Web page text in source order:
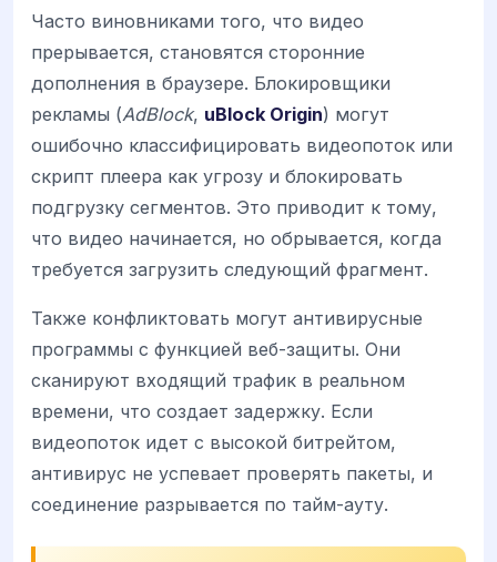
Часто виновниками того, что видео
прерывается, становятся сторонние
дополнения в браузере. Блокировщики
рекламы (AdBlock, uBlock Origin) могут
ошибочно классифицировать видеопоток или
скрипт плеера как угрозу и блокировать
подгрузку сегментов. Это приводит к тому,
что видео начинается, но обрывается, когда
требуется загрузить следующий фрагмент.
Также конфликтовать могут антивирусные
программы с функцией веб-защиты. Они
сканируют входящий трафик в реальном
времени, что создает задержку. Если
видеопоток идет с высокой битрейтом,
антивирус не успевает проверять пакеты, и
соединение разрывается по тайм-ауту.